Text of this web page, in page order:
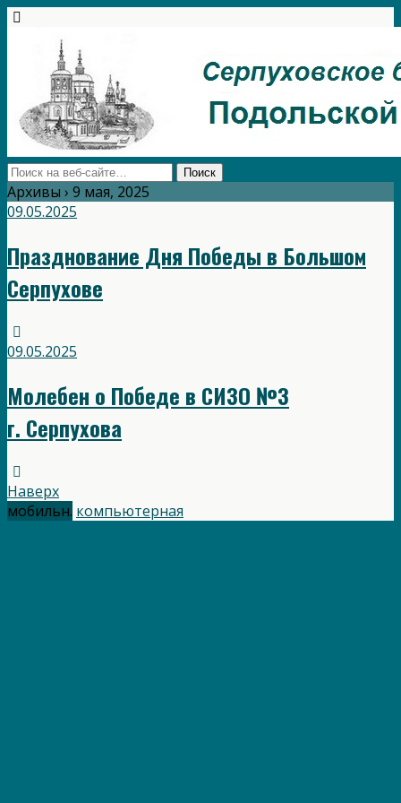
Архивы › 9 мая, 2025
09.05.2025
Празднование Дня Победы в Большом
Серпухове
09.05.2025
Молебен о Победе в СИЗО №3
г. Серпухова
Наверх
мобильн. компьютерная